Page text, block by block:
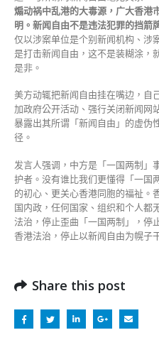
煽动祸中乱港的大毒源，广大香港
明。新闻自由不是违法犯罪的挡箭
仅以涉案单位是个别新闻机构、涉
是打击新闻自由，这不是装糊涂，
是非。
美方动辄把新闻自由挂在嘴边，自
加政府公开活动、强行关闭新闻网
暴露出其所谓「新闻自由」的虚伪
径。
发言人强调，中方是「一国两制」
护者。没有谁比我们更懂得「一国
的初心、更关心香港同胞的福祉。
国内政，任何国家、组织和个人都
法治，停止歪曲「一国两制」，停
香港法治，停止以新闻自由为幌子
Share this post